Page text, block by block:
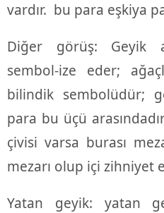
vardır. bu para eşkiya
Diğer görüş: Geyik
sembol-ize eder;
bilindik sembolüdür;
para bu üçü
çivisi varsa burası
mezarı olup içi zihniyet
Yatan geyik: yatan